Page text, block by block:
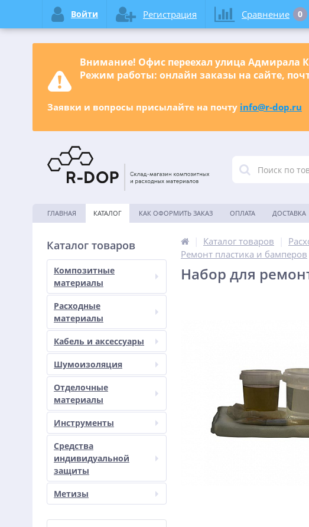
Внимание! Офис переехал улица Адмирала
Режим работы: онлайн заказы на сайте,
Заявки и вопросы присылайте на почту info@r-dop.ru
ГЛАВНАЯ КАТАЛОГ КАК ОФОРМИТЬ ЗАКАЗ ОПЛАТА ДОСТАВКА
Каталог товаров
Композитные
материалы
Расходные
материалы
Кабель и аксессуары
Шумоизоляция
Отделочные
материалы
Инструменты
Средства
индивидуальной
защиты
Метизы
Каталог товаров
Ремонт пластика и бамперов
Набор для
Войти Регистрация Сравнение 0